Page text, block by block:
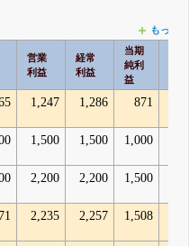
もっと
営業
利益
経常
利益
当期
純利
益
1,247 1,286 871
1,500 1,500 1,000
2,200 2,200 1,500
2,235 2,257 1,508